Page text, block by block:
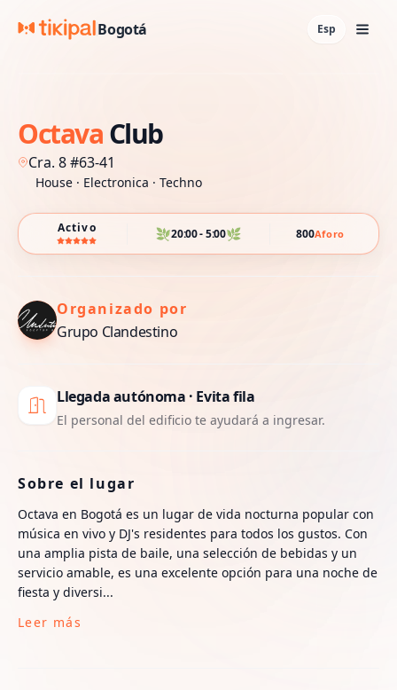
Bogotá Esp
OctavaClub
Cra. 8 #63-41
House · Electronica · Techno
Activo 🌿20:00 - 5:00🌿 800Aforo
Organizado por
Grupo Clandestino
Llegada autónoma · Evita fila
El personal del edificio te ayudará a ingresar.
Sobre el lugar
Octava en Bogotá es un lugar de vida nocturna popular con
música en vivo y DJ's residentes para todos los gustos. Con
una amplia pista de baile, una selección de bebidas y un
servicio amable, es una excelente opción para una noche de
fiesta y diversi...
Leer más